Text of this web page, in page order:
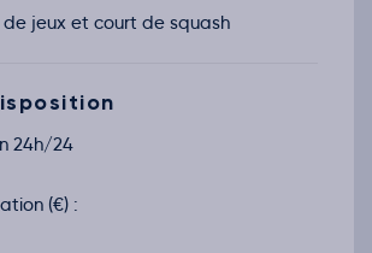
de jeux et court de squash
24h/24
(€) :